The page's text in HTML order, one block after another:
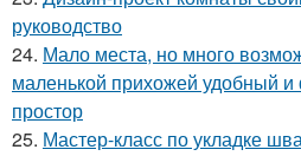
руководство
24. Мало места, но много
маленькой прихожей удобный
простор
25. Мастер-класс по укладке